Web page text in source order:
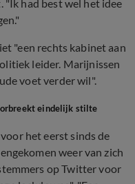
"Ik had best wel het idee
"een rechts kabinet aan
leider. Marijnissen
voet verder wil".
eindelijk stilte
het eerst sinds de
weer van zich
op Twitter voor